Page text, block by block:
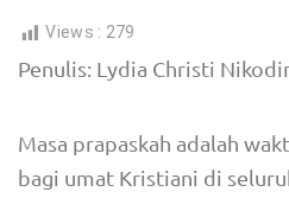
Views : 279
Penulis: Lydia Christi
Masa prapaskah adalah
bagi umat Kristiani di